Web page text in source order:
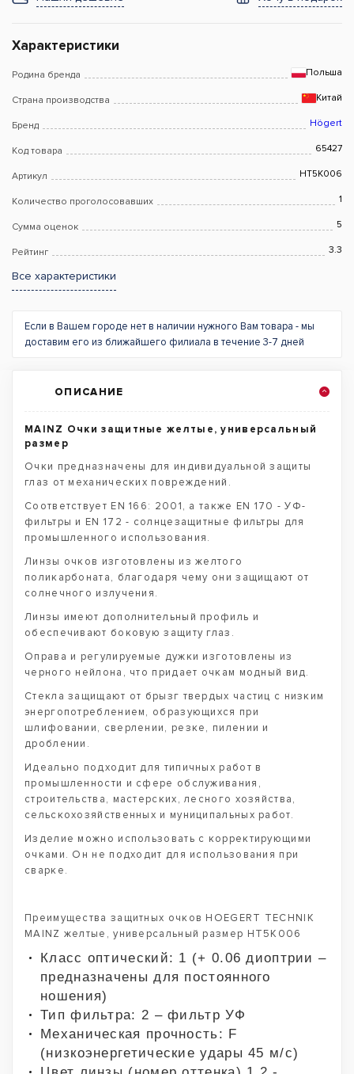
Характеристики
Родина бренда Польша
Страна производства Китай
Бренд Högert
Код товара 65427
Артикул HT5K006
Количество проголосовавших 1
Сумма оценок 5
Рейтинг 3.3
Все характеристики
Если в Вашем городе нет в наличии нужного Вам товара - мы
доставим его из ближайшего филиала в течение 3-7 дней
ОПИСАНИЕ
MAINZ Очки защитные желтые, универсальный
размер
Очки предназначены для индивидуальной защиты
глаз от механических повреждений.
Соответствует EN 166: 2001, а также EN 170 - УФ-
фильтры и EN 172 - солнцезащитные фильтры для
промышленного использования.
Линзы очков изготовлены из желтого
поликарбоната, благодаря чему они защищают от
солнечного излучения.
Линзы имеют дополнительный профиль и
обеспечивают боковую защиту глаз.
Оправа и регулируемые дужки изготовлены из
черного нейлона, что придает очкам модный вид.
Стекла защищают от брызг твердых частиц с низким
энергопотреблением, образующихся при
шлифовании, сверлении, резке, пилении и
дроблении.
Идеально подходит для типичных работ в
промышленности и сфере обслуживания,
строительства, мастерских, лесного хозяйства,
сельскохозяйственных и муниципальных работ.
Изделие можно использовать с корректирующими
очками. Он не подходит для использования при
сварке.
Преимущества защитных очков HOEGERT TECHNIK
MAINZ желтые, универсальный размер HT5K006
Класс оптический: 1 (+ 0.06 диоптрии –
предназначены для постоянного
ношения)
Тип фильтра: 2 – фильтр УФ
Механическая прочность: F
(низкоэнергетические удары 45 м/с)